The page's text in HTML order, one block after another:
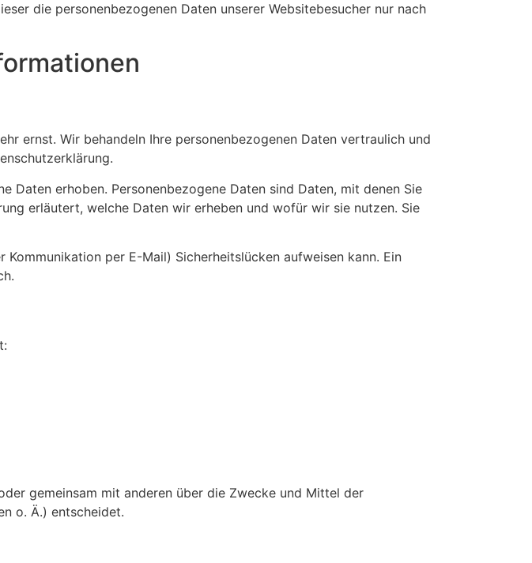
die personenbezogenen Daten unserer Websitebesucher nur nach
ernst. Wir behandeln Ihre personenbezogenen Daten vertraulich und
Daten erhoben. Personenbezogene Daten sind Daten, mit denen Sie
erläutert, welche Daten wir erheben und wofür wir sie nutzen. Sie
per E-Mail) Sicherheitslücken aufweisen kann. Ein
gemeinsam mit anderen über die Zwecke und Mittel der
o. Ä.) entscheidet.